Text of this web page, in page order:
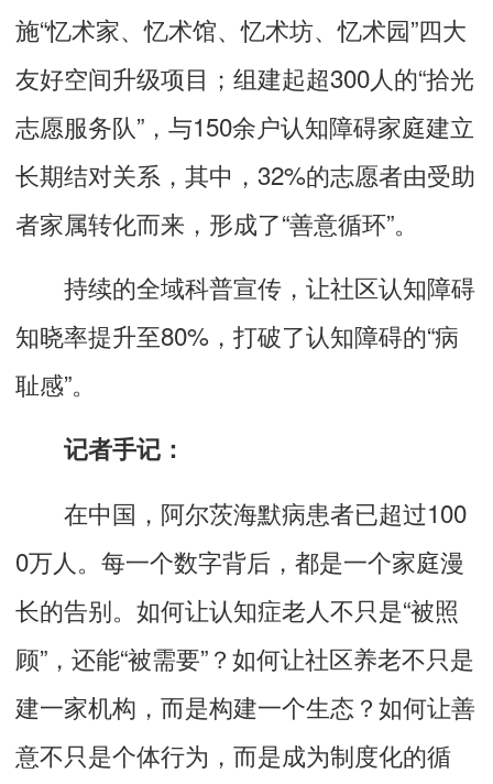
施“忆术家、忆术馆、忆术坊、忆术园”四大
友好空间升级项目；组建起超300人的“拾光
志愿服务队”，与150余户认知障碍家庭建立
长期结对关系，其中，32%的志愿者由受助
者家属转化而来，形成了“善意循环”。
持续的全域科普宣传，让社区认知障碍
知晓率提升至80%，打破了认知障碍的“病
耻感”。
记者手记：
在中国，阿尔茨海默病患者已超过100
0万人。每一个数字背后，都是一个家庭漫
长的告别。如何让认知症老人不只是“被照
顾”，还能“被需要”？如何让社区养老不只是
建一家机构，而是构建一个生态？如何让善
意不只是个体行为，而是成为制度化的循